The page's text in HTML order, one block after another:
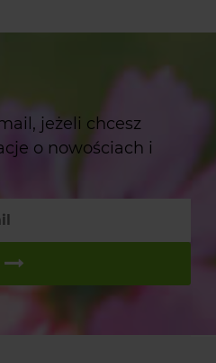
jeżeli chcesz
o nowościach i